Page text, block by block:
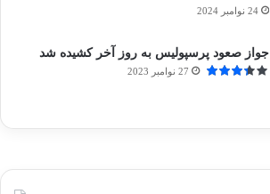
24 نوامبر 2024
جواز صعود پرسپولیس به روز آخر کشیده شد
27 نوامبر 2023